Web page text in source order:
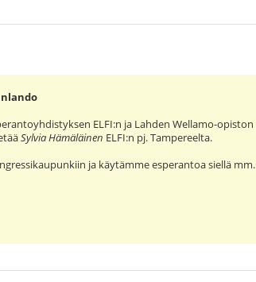
ELFI:n ja Lahden Wellamo-opiston
Sylvia Hämäläinen ELFI:n pj. Tampereelta.
ja käytämme esperantoa siellä mm.